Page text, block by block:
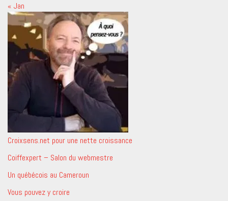
« Jan
Croixsens.net pour une nette croissance
Coiffexpert – Salon du webmestre
Un québécois au Cameroun
Vous pouvez y croire